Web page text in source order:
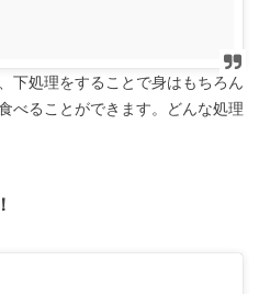
下処理をすることで身はもちろん
べることができます。どんな処理